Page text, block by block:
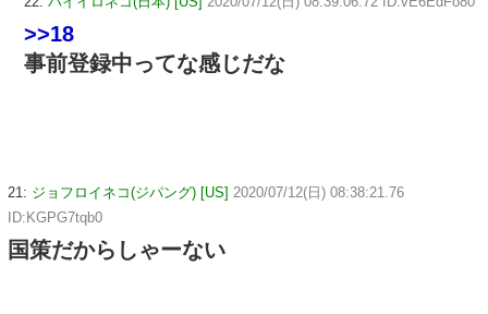
>>18
事前登録中ってな感じだな
21: ジョフロイネコ(ジパング) [US] 2020/07/12(日) 08:38:21.76
ID:KGPG7tqb0
国策だからしゃーない